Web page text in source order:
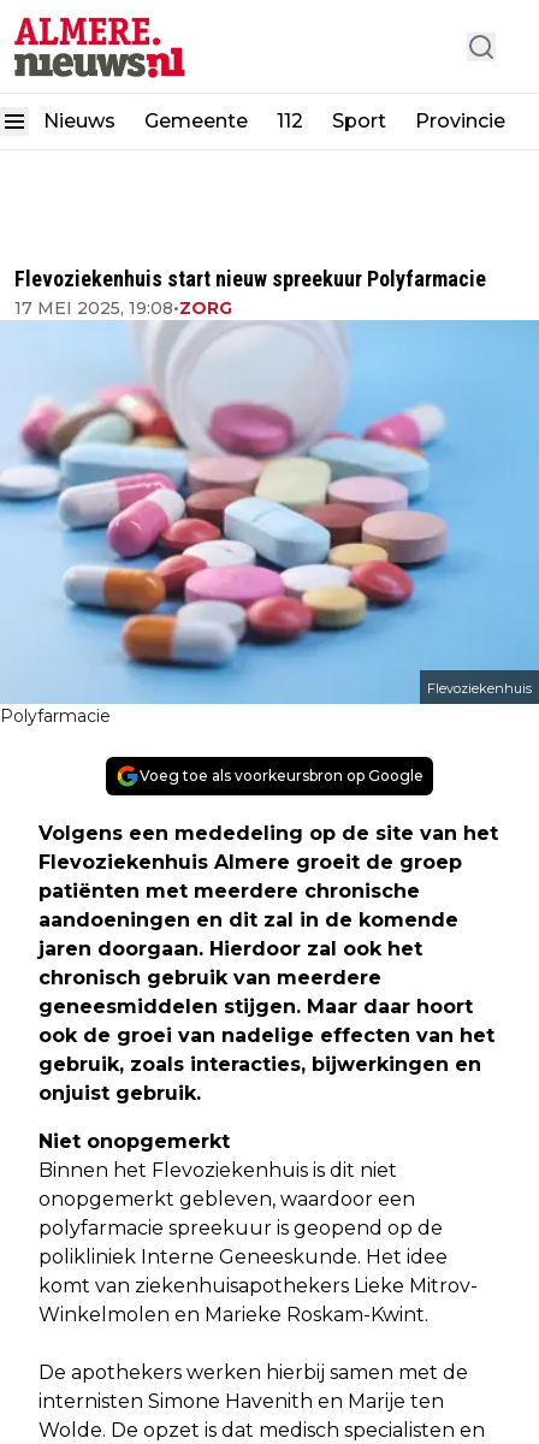
Nieuws Gemeente 112 Sport Provincie
Flevoziekenhuis start nieuw spreekuur Polyfarmacie
17 MEI 2025, 19:08•ZORG
Flevoziekenhuis
Polyfarmacie
Voeg toe als voorkeursbron op Google
Volgens een mededeling op de site van het
Flevoziekenhuis Almere groeit de groep
patiënten met meerdere chronische
aandoeningen en dit zal in de komende
jaren doorgaan. Hierdoor zal ook het
chronisch gebruik van meerdere
geneesmiddelen stijgen. Maar daar hoort
ook de groei van nadelige effecten van het
gebruik, zoals interacties, bijwerkingen en
onjuist gebruik.
Niet onopgemerkt
Binnen het Flevoziekenhuis is dit niet
onopgemerkt gebleven, waardoor een
polyfarmacie spreekuur is geopend op de
polikliniek Interne Geneeskunde. Het idee
komt van ziekenhuisapothekers Lieke Mitrov-
Winkelmolen en Marieke Roskam-Kwint.
De apothekers werken hierbij samen met de
internisten Simone Havenith en Marije ten
Wolde. De opzet is dat medisch specialisten en